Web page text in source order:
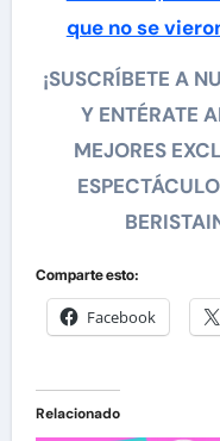
que no se
¡SUSCRÍBETE A
Y ENTÉRATE
MEJORES
ESPECTÁCULO
Comparte esto:
Facebook
Relacionado